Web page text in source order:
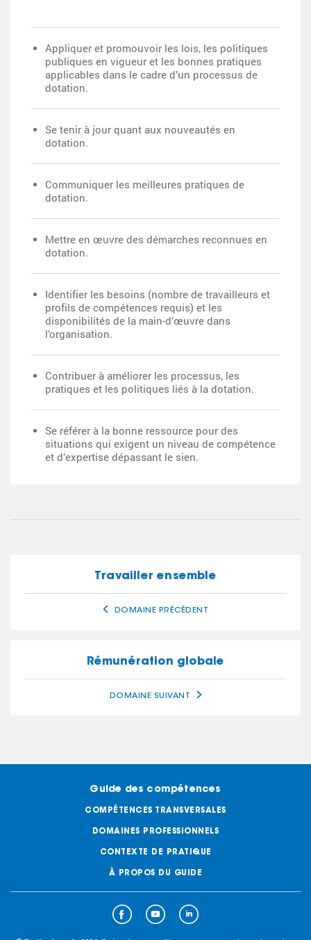
Appliquer et promouvoir les lois, les politiques
publiques en vigueur et les bonnes pratiques
applicables dans le cadre d’un processus de
dotation.
Se tenir à jour quant aux nouveautés en
dotation.
Communiquer les meilleures pratiques de
dotation.
Mettre en œuvre des démarches reconnues en
dotation.
Identifier les besoins (nombre de travailleurs et
profils de compétences requis) et les
disponibilités de la main-d’œuvre dans
l’organisation.
Contribuer à améliorer les processus, les
pratiques et les politiques liés à la dotation.
Se référer à la bonne ressource pour des
situations qui exigent un niveau de compétence
et d’expertise dépassant le sien.
Travailler ensemble
DOMAINE PRÉCÉDENT
Rémunération globale
DOMAINE SUIVANT
Guide des compétences
COMPÉTENCES TRANSVERSALES
DOMAINES PROFESSIONNELS
CONTEXTE DE PRATIQUE
À PROPOS DU GUIDE